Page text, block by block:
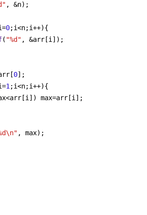
, &n);
0;i<n;i++){
( "%d" , &arr[i]);
0];
1 ;i<n;i++){
max=arr[i];
, max);